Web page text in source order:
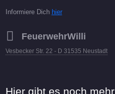
Informiere Dich hier
FeuerwehrWilli
Vesbecker Str. 22 - D 31535 Neustadt
Hier gibt es noch mehr